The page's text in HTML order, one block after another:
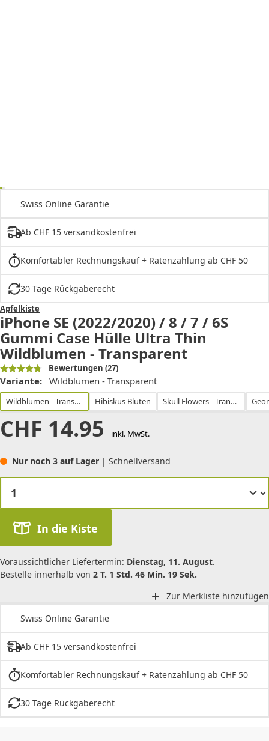
Swiss Online Garantie
Ab CHF 15 versandkostenfrei
Komfortabler Rechnungskauf + Ratenzahlung ab CHF 50
30 Tage Rückgaberecht
Apfelkiste
iPhone SE (2022/2020) / 8 / 7 / 6S
Gummi Case Hülle Ultra Thin
Wildblumen - Transparent
Bewertungen (27)
Variante: Wildblumen - Transparent
Wildblumen - Transparent Hibiskus Blüten Skull Flowers - Transparent
CHF 14.95 inkl. MwSt.
Nur noch 3 auf Lager | Schnellversand
In die Kiste
Voraussichtlicher Liefertermin: Dienstag, 11. August.
Bestelle innerhalb von 2 T. 1 Std. 46 Min. 19 Sek.
Zur Merkliste hinzufügen
Swiss Online Garantie
Ab CHF 15 versandkostenfrei
Komfortabler Rechnungskauf + Ratenzahlung ab CHF 50
30 Tage Rückgaberecht